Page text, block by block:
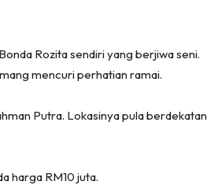
Rozita sendiri yang berjiwa seni.
mencuri perhatian ramai.
Putra. Lokasinya pula berdekatan
harga RM10 juta.